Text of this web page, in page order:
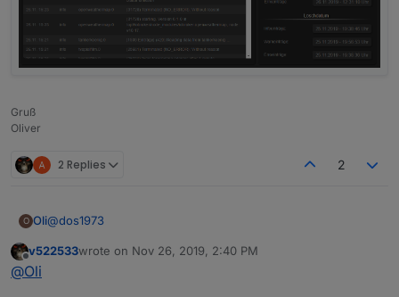
Gruß
Oliver
2 Replies 2
O Oli@dos1973
das ist das von ioBroker mit dem Script von Mic, falls du das
Offline
v522533wrote on Nov 26, 2019, 2:40 PM
last edited by
@Oli